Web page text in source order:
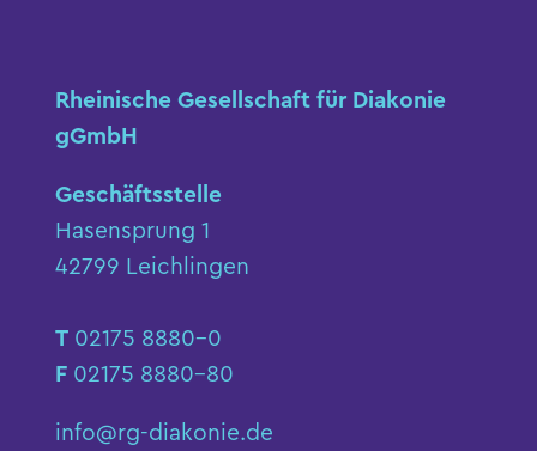
Rheinische Gesellschaft für Diakonie
gGmbH
Geschäftsstelle
Hasensprung 1
42799 Leichlingen
T 02175 8880-0
F 02175 8880-80
info@rg-diakonie.de